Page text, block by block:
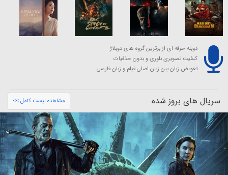
دوبله حرفه ای از برترین گروه های دوبلاژ
کیفیت تصویری بلوری و بدون حذفیات
تعویض زبان بین زبان اصلی فیلم و زبان فارسی
سریال های بروز شده مشاهده لیست کامل >>